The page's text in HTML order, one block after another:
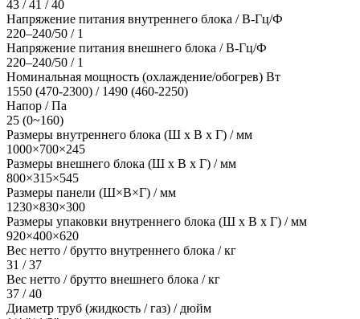
43 / 41 / 40
Напряжение питания внутреннего блока / В-Гц/Ф
220–240/50 / 1
Напряжение питания внешнего блока / В-Гц/Ф
220–240/50 / 1
Номинальная мощность (охлаждение/обогрев) Вт
1550 (470-2300) / 1490 (460-2250)
Напор / Па
25 (0~160)
Размеры внутреннего блока (Ш х В х Г) / мм
1000×700×245
Размеры внешнего блока (Ш х В х Г) / мм
800×315×545
Размеры панели (Ш×В×Г) / мм
1230×830×300
Размеры упаковки внутреннего блока (Ш х В х Г) / мм
920×400×620
Вес нетто / брутто внутреннего блока / кг
31 / 37
Вес нетто / брутто внешнего блока / кг
37 / 40
Диаметр труб (жидкость / газ) / дюйм